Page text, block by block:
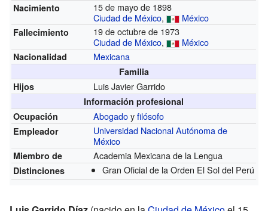
Nacimiento
15 de mayo de 1898
Ciudad de México, México
Fallecimiento
19 de octubre de 1973
Ciudad de México, México
Nacionalidad Mexicana
Familia
Hijos
Luis Javier Garrido
Información profesional
Ocupación
Abogadoyfilósofo
Empleador
Universidad Nacional Autónoma de
México
Miembro de Academia Mexicana de la Lengua
Distinciones Gran Oficial de la Orden El Sol del Perú